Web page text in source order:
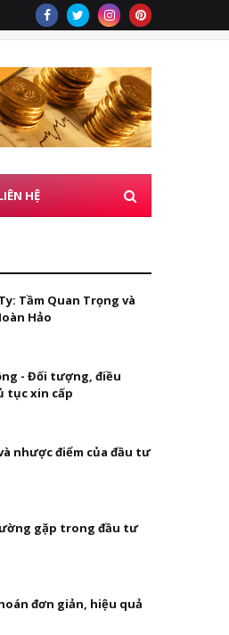
HỆ
Tầm Quan Trọng và
Hảo
- Đối tượng, điều
tục xin cấp
nhược điểm của đầu tư
gặp trong đầu tư
đơn giản, hiệu quả